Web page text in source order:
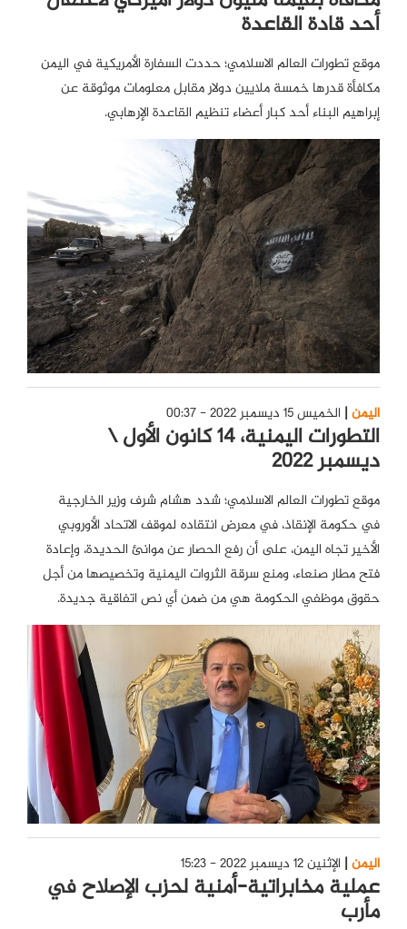
أحد قادة القاعدة
موقع تطورات العالم الاسلامي؛ حددت السفارة الأمريكية في اليمن
مكافأة قدرها خمسة ملايين دولار مقابل معلومات موثوقة عن
إبراهيم البناء أحد كبار أعضاء تنظيم القاعدة الإرهابي.
اليمن الخميس 15 ديسمبر 2022 - 00:37
التطورات اليمنية، 14 كانون الأول \
ديسمبر 2022
موقع تطورات العالم الاسلامي؛ شدد هشام شرف وزير الخارجية
في حكومة الإنقاذ، في معرض انتقاده لموقف الاتحاد الأوروبي
الأخير تجاه اليمن، على أن رفع الحصار عن موانئ الحديدة، وإعادة
فتح مطار صنعاء، ومنع سرقة الثروات اليمنية وتخصيصها من أجل
حقوق موظفي الحكومة هي من ضمن أي نص اتفاقية جديدة.
اليمن الإثنين 12 ديسمبر 2022 - 15:23
عملية مخابراتية-أمنية لحزب الإصلاح في
مأرب